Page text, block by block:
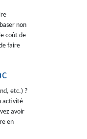
non
coût de
faire
etc.) ?
activité
avoir
en